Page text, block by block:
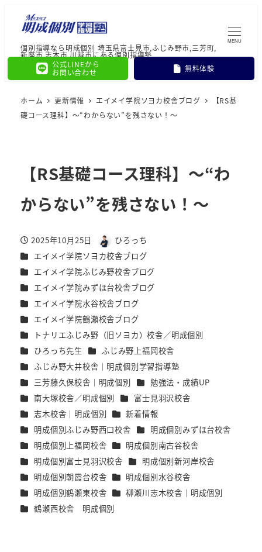
個別指導なら明成個別 埼玉県富士見市,ふじみ野市,三芳町,
新座市,志木市,川越市にある個別指導塾
公式LINEから
お問い合わせ
無料体験
MENU
ホーム 更新情報 エイメイ学院ソヨカ校舎ブログ
【RS基
礎コース理科】～“わからない”を残さない！～
【RS基礎コース理科】～“わ
からない”を残さない！～
投稿日
2025年10月25日
著
者
ひろっち
カテゴリー
エイメイ学院ソヨカ校舎ブログ
カテゴリー
エイメイ学院ふじみ野校舎ブログ
カテゴリー
エイメイ学院みずほ台校舎ブログ
カテゴリー
エイメイ学院水谷校舎ブログ
カテゴリー
エイメイ学院鶴瀬校舎ブログ
カテゴリー
トナリエふじみ野（旧ソヨカ）校舎／明成個別
カテゴリー
ひろっち先生 カテゴリー
ふじみ野上福岡校舎
カテゴリー
ふじみ野大井校舎｜明成個別学習指導塾
カテゴリー
三芳藤久保校舎｜明成個別 カテゴリー
勉強法・成績UP
カテゴリー
南大塚校舎／明成個別 カテゴリー
富士見羽沢校舎
カテゴリー
志木校舎｜明成個別 カテゴリー
新着情報
カテゴリー
明成個別ふじみ野西口校舎 カテゴリー
明成個別みずほ台校舎
カテゴリー
明成個別上福岡校舎 カテゴリー
明成個別南古谷校舎
カテゴリー
明成個別富士見羽沢校舎 カテゴリー
明成個別新河岸校舎
カテゴリー
明成個別朝霞台校舎 カテゴリー
明成個別水谷校舎
カテゴリー
明成個別鶴瀬東校舎 カテゴリー
柳瀬川志木校舎｜明成個別
カテゴリー
鶴瀬西校舎 明成個別